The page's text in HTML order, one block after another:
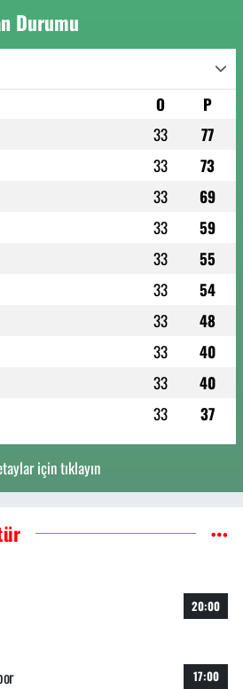
Durumu
O P
33 77
33 73
33 69
33 59
33 55
33 54
33 48
33 40
33 40
33 37
için tıklayın
20:00
17:00